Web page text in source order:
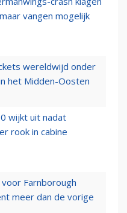
vangen mogelijk
wereldwijd onder
het Midden-Oosten
wijkt uit nadat
rook in cabine
Farnborough
meer dan de vorige